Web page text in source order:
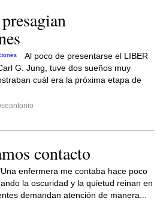
Al poco de presentarse el LIBER
G. Jung, tuve dos sueños muy
cuál era la próxima etapa de
contacto
enfermera me contaba hace poco
la oscuridad y la quietud reinan en
demandan atención de manera...